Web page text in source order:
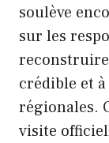
soulève
sur les
crédible et
régionales.
visite